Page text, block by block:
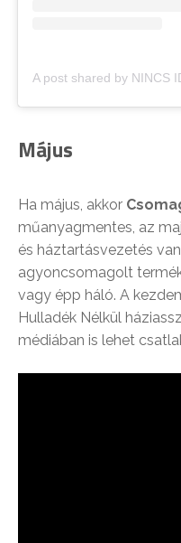
A post shared by NINCS
Május
Ha május, akkor
műanyagmentes, az
és háztartásvezetés
agyoncsomagolt
vagy épp háló. A
Hulladék Nélkül
médiában is lehet